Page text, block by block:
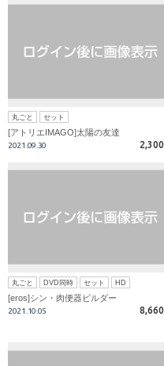
丸ごと セット
[アトリエIMAGO]太陽の友達
2021.09.30 2,300
丸ごと DVD同時 セット HD
[eros]シン・肉便器ビルダー
2021.10.05 8,660